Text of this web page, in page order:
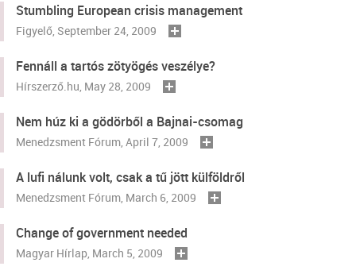
Stumbling European crisis management
Figyelő , September 24, 2009
Fennáll a tartós zötyögés veszélye?
Hírszerző.hu, May 28, 2009
Nem húz ki a gödörből a Bajnai-csomag
Menedzsment Fórum , April 7, 2009
A lufi nálunk volt, csak a tű jött külföldről
Menedzsment Fórum , March 6, 2009
Change of government needed
Magyar Hírlap , March 5, 2009